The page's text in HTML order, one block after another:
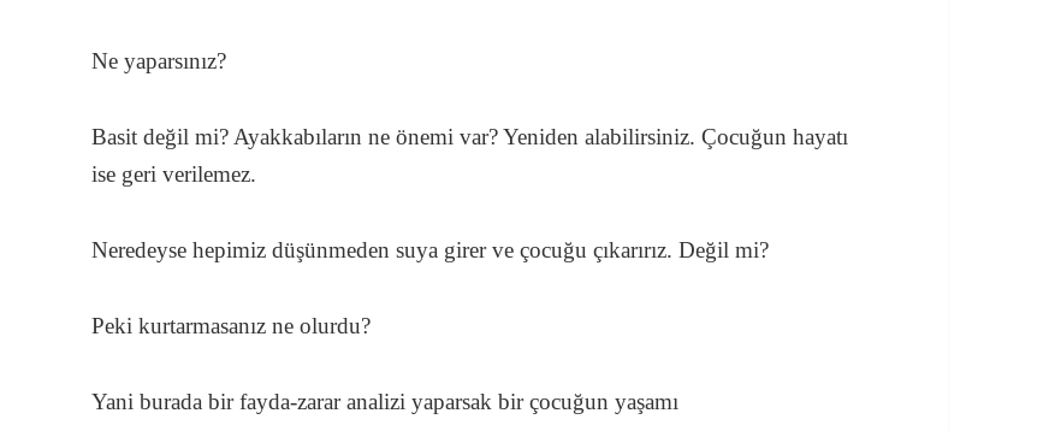
Ne yaparsınız?
Basit değil mi? Ayakkabıların ne önemi var? Yeniden alabilirsiniz. Çocuğun hayatı
ise geri verilemez.
Neredeyse hepimiz düşünmeden suya girer ve çocuğu çıkarırız. Değil mi?
Peki kurtarmasanız ne olurdu?
Yani burada bir fayda-zarar analizi yaparsak bir çocuğun yaşamı